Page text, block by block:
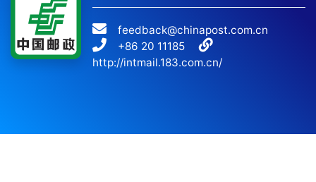
feedback@chinapost.com.cn
+86 20 11185
http://intmail.183.com.cn/